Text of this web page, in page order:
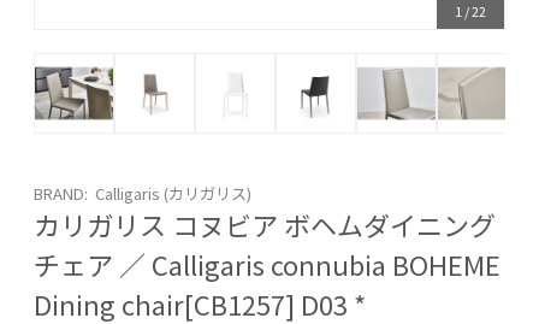
1 /22
BRAND: Calligaris (カリガリス)
カリガリス コヌビア ボヘムダイニング
チェア ／ Calligaris connubia BOHEME
Dining chair[CB1257] D03 *